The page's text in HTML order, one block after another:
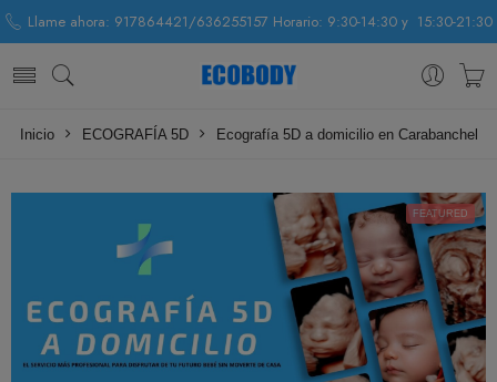
Llame ahora: 917864421/636255157 Horario: 9:30-14:30 y 15:30-21:30
Inicio ECOGRAFÍA 5D Ecografía 5D a domicilio en Carabanchel
FEATURED